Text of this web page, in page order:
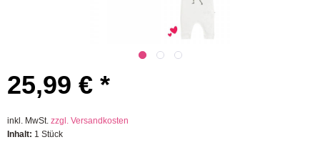
25,99 € *
inkl. MwSt. zzgl. Versandkosten
Inhalt: 1 Stück